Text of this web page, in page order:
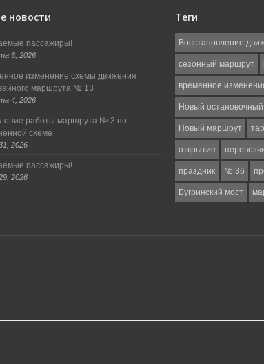
новости
пассажиры!
6, 2026
изменение схемы движения
маршрута № 13
4, 2026
работы маршрута № 3 по
схеме
2026
пассажиры!
2026
Теги
Восстановление
сезонный маршрут
временное
Новый остановочный
Новый маршрут
открытие
праздник № 36
Бугринский мост